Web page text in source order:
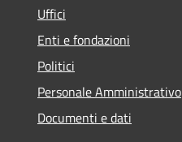
Uffici
Enti e fondazioni
Politici
Personale Amministrativo
Documenti e dati